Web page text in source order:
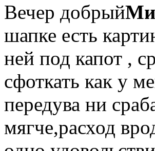
Вечер добрый
шапке есть
ней под капот ,
сфоткать как у
передува ни
мягче,расход